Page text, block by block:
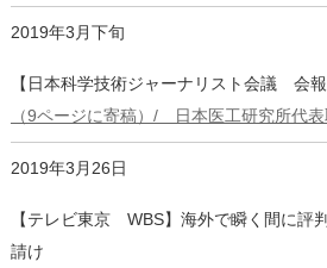
2019年3月下旬
【日本科学技術ジャーナリスト会議 会報
（9ページに寄稿）/ 日本医工研究所代
2019年3月26日
【テレビ東京 WBS】海外で瞬く間に評
請け